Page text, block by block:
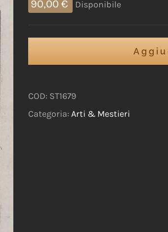
90,00 € Disponibile
COD: ST1679
Categoria: Arti & Mestieri